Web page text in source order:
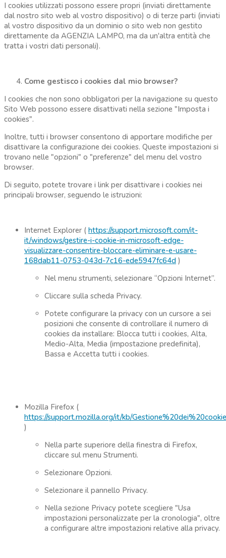
I cookies utilizzati possono essere propri (inviati direttamente
dal nostro sito web al vostro dispositivo) o di terze parti (inviati
al vostro dispositivo da un dominio o sito web non gestito
direttamente da AGENZIA LAMPO, ma da un'altra entità che
tratta i vostri dati personali).
Come gestisco i cookies dal mio browser?
I cookies che non sono obbligatori per la navigazione su questo
Sito Web possono essere disattivati nella sezione "Imposta i
cookies".
Inoltre, tutti i browser consentono di apportare modifiche per
disattivare la configurazione dei cookies. Queste impostazioni si
trovano nelle "opzioni" o "preferenze" del menu del vostro
browser.
Di seguito, potete trovare i link per disattivare i cookies nei
principali browser, seguendo le istruzioni:
Internet Explorer ( https://support.microsoft.com/it-
it/windows/gestire-i-cookie-in-microsoft-edge-
visualizzare-consentire-bloccare-eliminare-e-usare-
168dab11-0753-043d-7c16-ede5947fc64d )
Nel menu strumenti, selezionare “Opzioni Internet”.
Cliccare sulla scheda Privacy.
Potete configurare la privacy con un cursore a sei
posizioni che consente di controllare il numero di
cookies da installare: Blocca tutti i cookies, Alta,
Medio-Alta, Media (impostazione predefinita),
Bassa e Accetta tutti i cookies.
Mozilla Firefox (
https://support.mozilla.org/it/kb/Gestione%20dei%20cookie
)
Nella parte superiore della finestra di Firefox,
cliccare sul menu Strumenti.
Selezionare Opzioni.
Selezionare il pannello Privacy.
Nella sezione Privacy potete scegliere "Usa
impostazioni personalizzate per la cronologia", oltre
a configurare altre impostazioni relative alla privacy.